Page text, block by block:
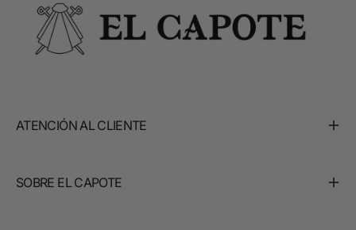
ATENCIÓN AL CLIENTE
SOBRE EL CAPOTE